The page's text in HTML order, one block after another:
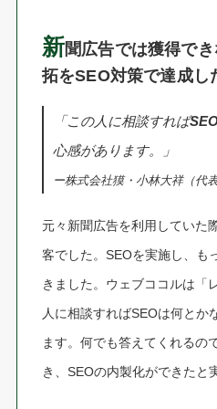
新聞広告では獲得で
拓をSEO対策で達成し
「この人に相談すれば
心感があります。」
ー株式会社獏・小林大祥（代
元々新聞広告を利用していた
客でした。SEOを実施し、も
きました。ウェブココルは「
人に相談すればSEOは何とか
ます。何でも答えてくれるの
き、SEOの内製化ができたと